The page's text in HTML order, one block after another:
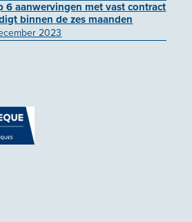
6 aanwervingen met vast contract
binnen de zes maanden
2023